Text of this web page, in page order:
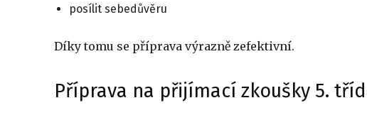
posílit sebedůvěru
Díky tomu se příprava výrazně zefektivní.
Příprava na přijímací zkoušky 5.